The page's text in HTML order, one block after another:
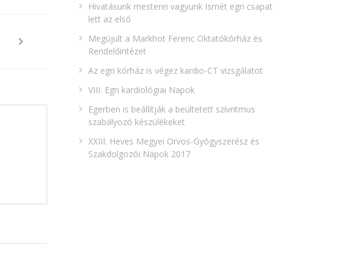
Hivatásunk mesterei vagyunk Ismét egri csapat
lett az első
Megújult a Markhot Ferenc Oktatókórház és
Rendelőintézet
Az egri kórház is végez kardio-CT vizsgálatot
VIII. Egri kardiológiai Napok
Egerben is beállítják a beültetett szívritmus
szabályozó készülékeket
XXIII. Heves Megyei Orvos-Gyógyszerész és
Szakdolgozói Napok 2017